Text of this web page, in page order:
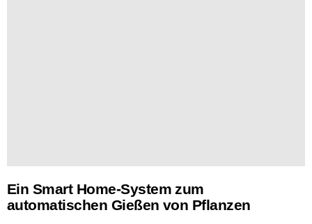
Ein Smart Home-System zum
automatischen Gießen von Pflanzen